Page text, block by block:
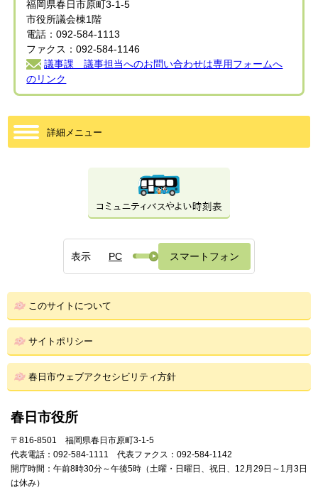
福岡県春日市原町3-1-5
市役所議会棟1階
電話：092-584-1113
ファクス：092-584-1146
議事課 議事担当へのお問い合わせは専用フォームへ
のリンク
詳細メニュー
表示 PC スマートフォン
このサイトについて
サイトポリシー
春日市ウェブアクセシビリティ方針
春日市役所
〒816-8501 福岡県春日市原町3-1-5
代表電話：092-584-1111 代表ファクス：092-584-1142
開庁時間：午前8時30分～午後5時（土曜・日曜日、祝日、12月29日～1月3日
は休み）